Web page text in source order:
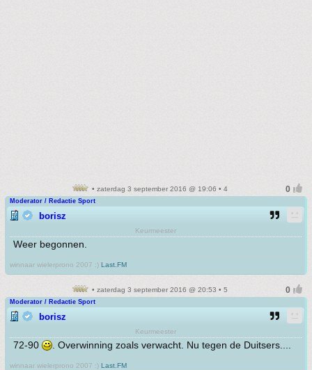
• zaterdag 3 september 2016 @ 19:06 • 4
Moderator / Redactie Sport
borisz
Keurmeester
Weer begonnen.
winnaar wielerprono 2007 :) Last.FM
• zaterdag 3 september 2016 @ 20:53 • 5
Moderator / Redactie Sport
borisz
Keurmeester
72-90 . Overwinning zoals verwacht. Nu tegen de Duitsers....
winnaar wielerprono 2007 :) Last.FM